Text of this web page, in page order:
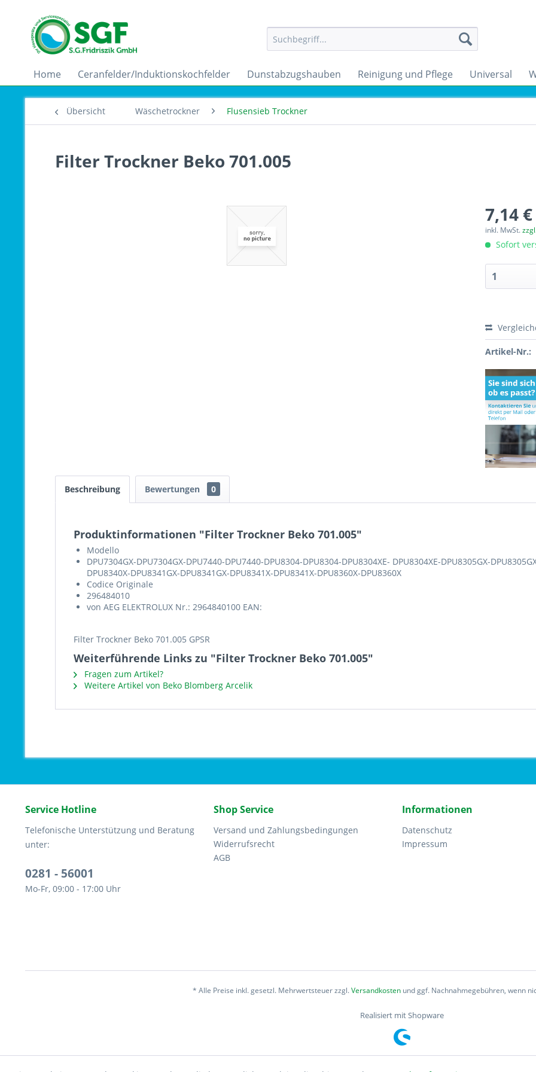
Home Ceranfelder/Induktionskochfelder Dunstabzugshauben Reinigung und Pflege Universal
Übersicht Wäschetrockner Flusensieb Trockner
Filter Trockner Beko 701.005
7,14
inkl. MwSt.
Sofort
Artikel-Nr.:
Beschreibung Bewertungen 0
Produktinformationen "Filter Trockner Beko 701.005"
Modello
DPU7304GX-DPU7304GX-DPU7440-DPU7440-DPU8304-DPU8304-DPU8304XE- DPU8304XE-DPU8305GX-
DPU8340X-DPU8341GX-DPU8341GX-DPU8341X-DPU8341X-DPU8360X-DPU8360X
Codice Originale
296484010
von AEG ELEKTROLUX Nr.: 2964840100 EAN:
Filter Trockner Beko 701.005 GPSR
Weiterführende Links zu "Filter Trockner Beko 701.005"
Fragen zum Artikel?
Weitere Artikel von Beko Blomberg Arcelik
Service Hotline
Telefonische Unterstützung und Beratung
unter:
0281 - 56001
Mo-Fr, 09:00 - 17:00 Uhr
Shop Service
Versand und Zahlungsbedingungen
Widerrufsrecht
AGB
Informationen
Datenschutz
Impressum
* Alle Preise inkl. gesetzl. Mehrwertsteuer zzgl.Versandkostenund ggf. Nachnahmegebühren, wenn
Realisiert mit Shopware